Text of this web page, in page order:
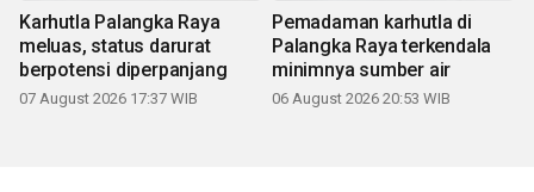
Karhutla Palangka Raya
meluas, status darurat
berpotensi diperpanjang
07 August 2026 17:37 WIB
Pemadaman karhutla di
Palangka Raya terkendala
minimnya sumber air
06 August 2026 20:53 WIB